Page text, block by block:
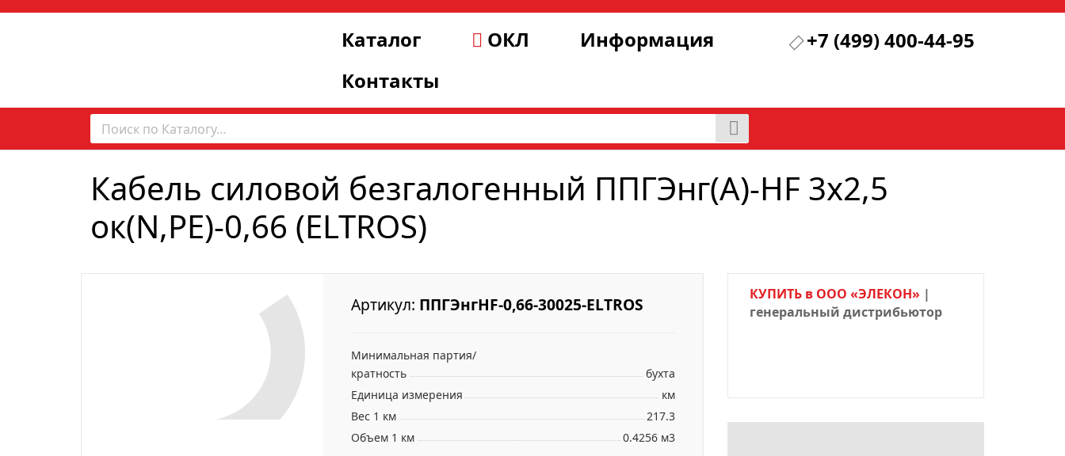
Каталог ОКЛ
Информация
Контакты
+7 (499) 400-44-95
Кабель силовой безгалогенный ППГЭнг(А)-HF 3х2,5
ок(N,PE)-0,66 (ELTROS)
Артикул: ППГЭнгHF-0,66-30025-ELTROS
Минимальная партия/
кратность
бухта
Единица измерения
км
Вес 1 км
217.3
Объем 1 км
0.4256 м3
КУПИТЬ в ООО «ЭЛЕКОН» |
генеральный дистрибьютор